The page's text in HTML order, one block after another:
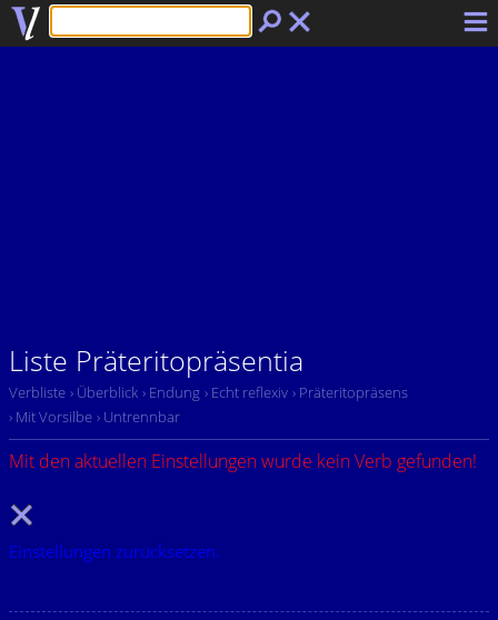
Liste Präteritopräsentia
Verbliste › Überblick › Endung › Echt reflexiv › Präteritopräsens
› Mit Vorsilbe › Untrennbar
Mit den aktuellen Einstellungen wurde kein Verb gefunden!
Einstellungen zurücksetzen.